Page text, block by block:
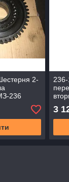
2-
236
236
3